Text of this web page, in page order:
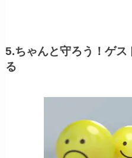
5.ちゃんと守ろう！ゲス
る